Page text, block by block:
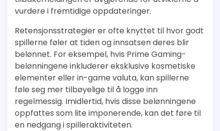
vurdere i fremtidige oppdateringer.
Retensjonsstrategier er ofte knyttet til hvor godt
spillerne føler at tiden og innsatsen deres blir
belønnet. For eksempel, hvis Prime Gaming-
belønningene inkluderer eksklusive kosmetiske
elementer eller in-game valuta, kan spillerne
føle seg mer tilbøyelige til å logge inn
regelmessig. Imidlertid, hvis disse belønningene
oppfattes som lite imponerende, kan det føre til
en nedgang i spilleraktiviteten.